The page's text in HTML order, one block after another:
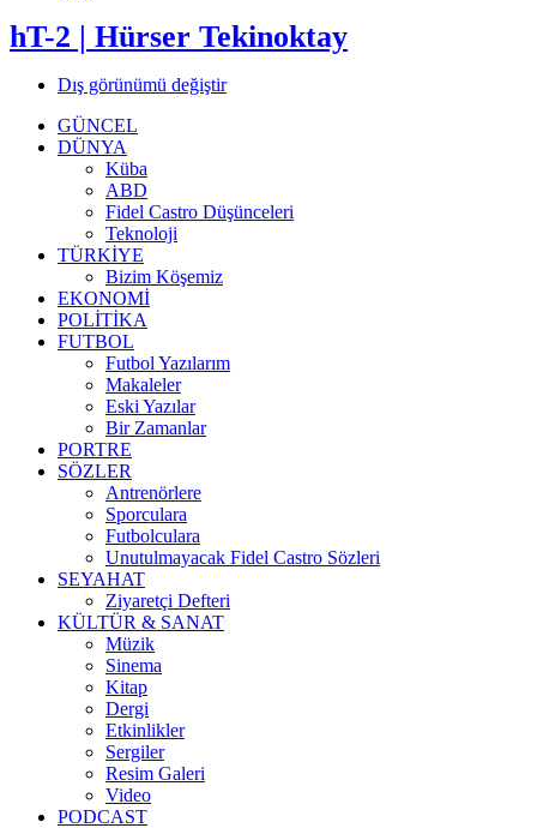
hT-2 | Hürser Tekinoktay
Dış görünümü değiştir
GÜNCEL
DÜNYA
Küba
ABD
Fidel Castro Düşünceleri
Teknoloji
TÜRKİYE
Bizim Köşemiz
EKONOMİ
POLİTİKA
FUTBOL
Futbol Yazılarım
Makaleler
Eski Yazılar
Bir Zamanlar
PORTRE
SÖZLER
Antrenörlere
Sporculara
Futbolculara
Unutulmayacak Fidel Castro Sözleri
SEYAHAT
Ziyaretçi Defteri
KÜLTÜR & SANAT
Müzik
Sinema
Kitap
Dergi
Etkinlikler
Sergiler
Resim Galeri
Video
PODCAST